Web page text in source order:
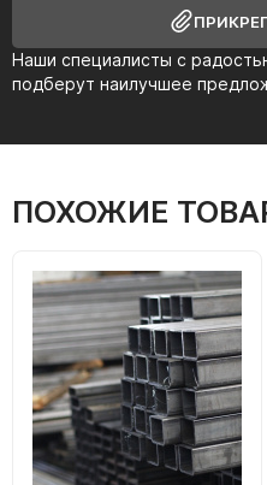
Наши специалисты с
подберут наилучшее
ПОХОЖИЕ